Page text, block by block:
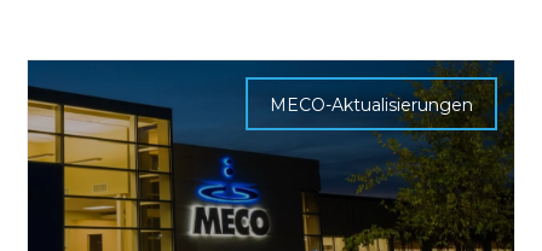
MECO-Aktualisierungen